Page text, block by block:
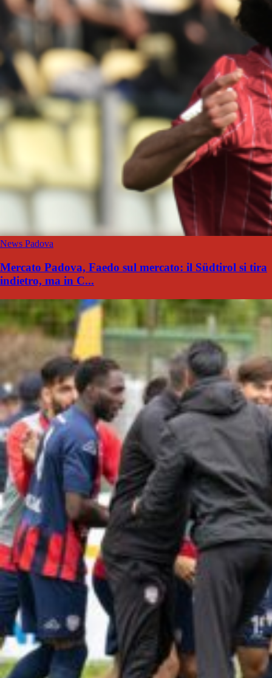
News Padova
Mercato Padova, Faedo sul mercato: il Südtirol si tira
indietro, ma in C...